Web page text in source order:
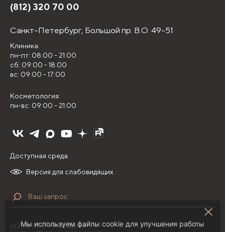
(812) 320 70 00
Санкт-Петербург, Большой пр. В.О. 49-51
Клиника:
пн-пт: 08:00 - 21:00
сб: 09:00 - 18:00
вс: 09:00 - 17:00
Косметология:
пн-вс: 09:00 - 21:00
Версия для слабовидящих
Доступная среда
(с) 2026 ООО "НИЛЦ "Деома"
Мы используем файлы cookie для улучшения работы